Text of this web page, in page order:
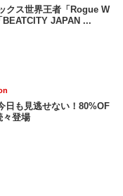
クス世界王者「Rogue W
BEATCITY JAPAN ...
日も見逃せない！80%OF
々登場